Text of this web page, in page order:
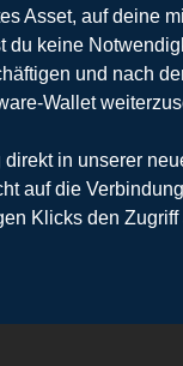
Asset, auf deine
du keine
und nach
Wallet
in unserer
auf die
Klicks den